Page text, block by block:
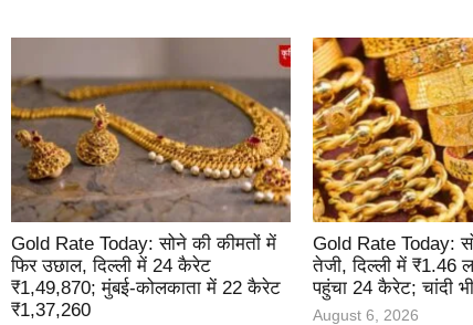
Gold Rate Today: सोने की कीमतों में
फिर उछाल, दिल्ली में 24 कैरेट
₹1,49,870; मुंबई-कोलकाता में 22 कैरेट
₹1,37,260
Gold Rate Today:
तेजी, दिल्ली में ₹1.46
पहुंचा 24 कैरेट; चांदी
August 6, 2026